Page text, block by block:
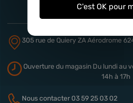
305 rue de Quiery ZA Aérodrome
Ouverture du magasinDu lundi au
14h à 17h
Nous contacter 03 59 25 03 02
C'est OK pour